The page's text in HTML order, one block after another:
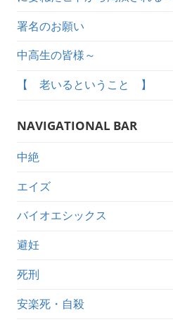
署名のお願い
中高生の皆様～
【 老いるということ 】
NAVIGATIONAL BAR
中絶
エイズ
バイオエシックス
避妊
死刑
安楽死・自殺